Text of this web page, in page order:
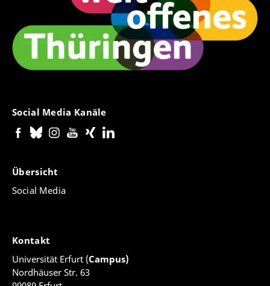
Social Media Kanäle
Übersicht
Social Media
Kontakt
Universität Erfurt (Campus)
Nordhäuser Str. 63